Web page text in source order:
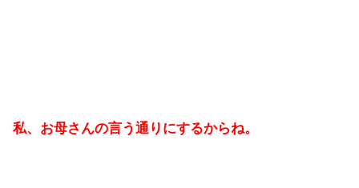
私、お母さんの言う通りにするからね。